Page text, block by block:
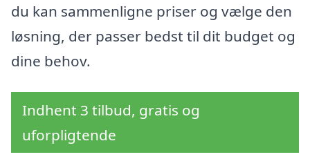
du kan sammenligne priser og vælge den
løsning, der passer bedst til dit budget og
dine behov.
Indhent 3 tilbud, gratis og
uforpligtende